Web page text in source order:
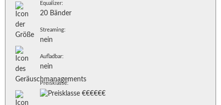
Equalizer:
20 Bänder
Streaming:
nein
Aufladbar:
nein
Preisklasse: